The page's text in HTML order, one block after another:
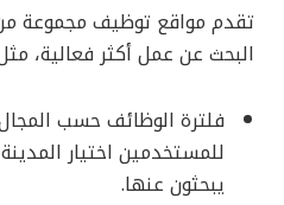
تقدم مواقع توظيف مجموعة
البحث عن عمل أكثر فعالية،
فلترة الوظائف حسب
للمستخدمين اختيار
يبحثون عنها.